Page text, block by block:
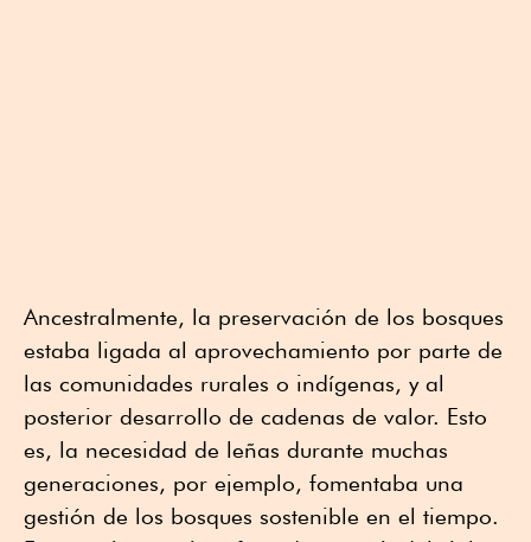
Ancestralmente, la preservación de los bosques
estaba ligada al aprovechamiento por parte de
las comunidades rurales o indígenas, y al
posterior desarrollo de cadenas de valor. Esto
es, la necesidad de leñas durante muchas
generaciones, por ejemplo, fomentaba una
gestión de los bosques sostenible en el tiempo.